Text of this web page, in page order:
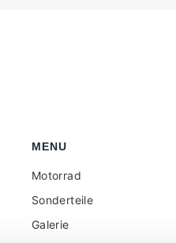
MENU
Motorrad
Sonderteile
Galerie